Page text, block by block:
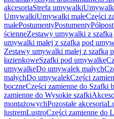
akcesoriaStrefa umywalki
UmywalkiUmywalki małeCzęści
małePostumentyPostumenty
ścienneZestawy umywalki z
umywalki małej z szafką pod
Zestawy umywalki małej z szafką
łazienkoweSzafki pod umywalkę
umywalkęDo umywalek małych
małychDo umywalekCzęści
boczneCzęści zamienne do Szafki
zamienne do Wysokie szafki
montażowychPozostałe akcesoria
lustremLustroCzęści zamienne do